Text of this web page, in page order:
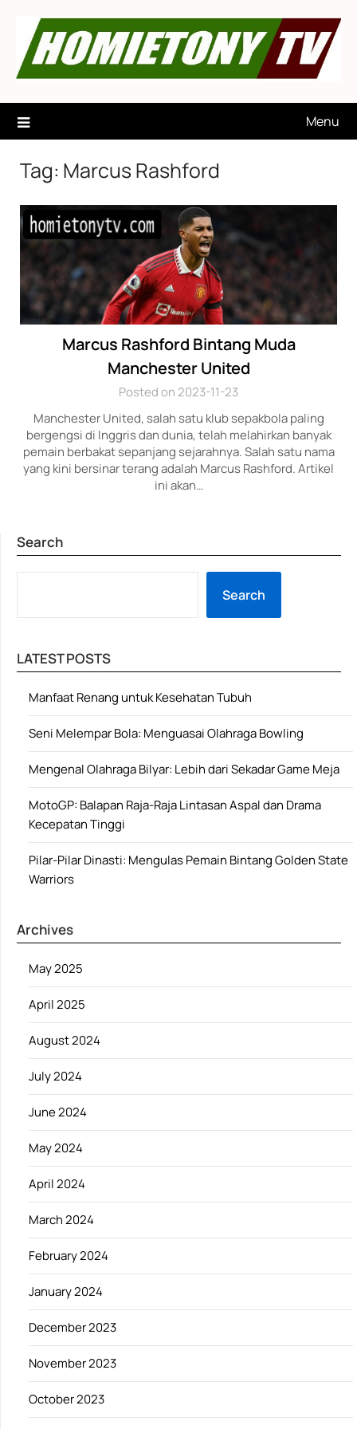
content
Menu
Tag: Marcus Rashford
Marcus Rashford Bintang Muda
Manchester United
Posted on 2023-11-23
Manchester United, salah satu klub sepakbola paling
bergengsi di Inggris dan dunia, telah melahirkan banyak
pemain berbakat sepanjang sejarahnya. Salah satu nama
yang kini bersinar terang adalah Marcus Rashford. Artikel
ini akan…
Search
Search
LATEST POSTS
Manfaat Renang untuk Kesehatan Tubuh
Seni Melempar Bola: Menguasai Olahraga Bowling
Mengenal Olahraga Bilyar: Lebih dari Sekadar Game Meja
MotoGP: Balapan Raja-Raja Lintasan Aspal dan Drama
Kecepatan Tinggi
Pilar-Pilar Dinasti: Mengulas Pemain Bintang Golden State
Warriors
Archives
May 2025
April 2025
August 2024
July 2024
June 2024
May 2024
April 2024
March 2024
February 2024
January 2024
December 2023
November 2023
October 2023